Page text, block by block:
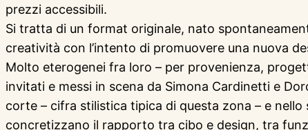
prezzi accessibili.
Si tratta di un format originale, nato
creatività con l’intento di promuovere una nuova
Molto eterogenei fra loro – per provenienza,
invitati e messi in scena da Simona Cardinetti e
corte – cifra stilistica tipica di questa zona – e
concretizzano il rapporto tra cibo e design, tra